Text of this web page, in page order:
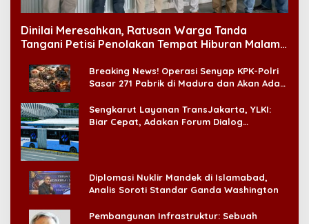
Dinilai Meresahkan, Ratusan Warga Tanda
Tangani Petisi Penolakan Tempat Hiburan Malam
Breaking News! Operasi Senyap KPK-Polri
Sasar 271 Pabrik di Madura dan Akan Ada
Sengkarut Layanan TransJakarta, YLKI:
Biar Cepat, Adakan Forum Dialog
Diplomasi Nuklir Mandek di Islamabad,
Analis Soroti Standar Ganda Washington
Pembangunan Infrastruktur: Sebuah